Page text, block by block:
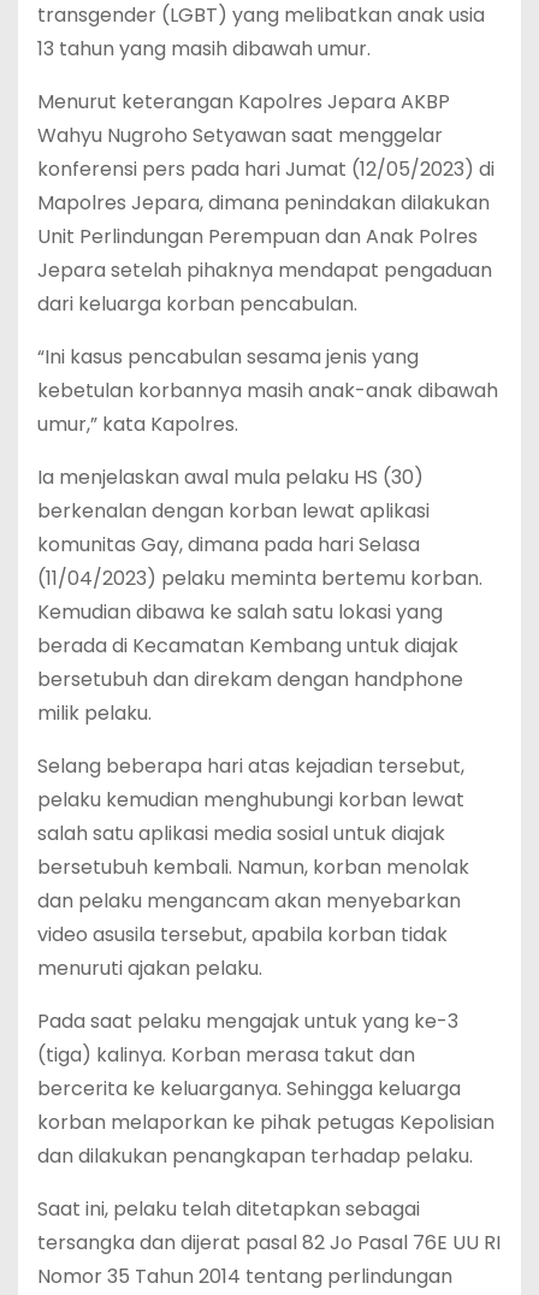
transgender (LGBT) yang melibatkan anak usia
13 tahun yang masih dibawah umur.
Menurut keterangan Kapolres Jepara AKBP
Wahyu Nugroho Setyawan saat menggelar
konferensi pers pada hari Jumat (12/05/2023) di
Mapolres Jepara, dimana penindakan dilakukan
Unit Perlindungan Perempuan dan Anak Polres
Jepara setelah pihaknya mendapat pengaduan
dari keluarga korban pencabulan.
“Ini kasus pencabulan sesama jenis yang
kebetulan korbannya masih anak-anak dibawah
umur,” kata Kapolres.
Ia menjelaskan awal mula pelaku HS (30)
berkenalan dengan korban lewat aplikasi
komunitas Gay, dimana pada hari Selasa
(11/04/2023) pelaku meminta bertemu korban.
Kemudian dibawa ke salah satu lokasi yang
berada di Kecamatan Kembang untuk diajak
bersetubuh dan direkam dengan handphone
milik pelaku.
Selang beberapa hari atas kejadian tersebut,
pelaku kemudian menghubungi korban lewat
salah satu aplikasi media sosial untuk diajak
bersetubuh kembali. Namun, korban menolak
dan pelaku mengancam akan menyebarkan
video asusila tersebut, apabila korban tidak
menuruti ajakan pelaku.
Pada saat pelaku mengajak untuk yang ke-3
(tiga) kalinya. Korban merasa takut dan
bercerita ke keluarganya. Sehingga keluarga
korban melaporkan ke pihak petugas Kepolisian
dan dilakukan penangkapan terhadap pelaku.
Saat ini, pelaku telah ditetapkan sebagai
tersangka dan dijerat pasal 82 Jo Pasal 76E UU RI
Nomor 35 Tahun 2014 tentang perlindungan